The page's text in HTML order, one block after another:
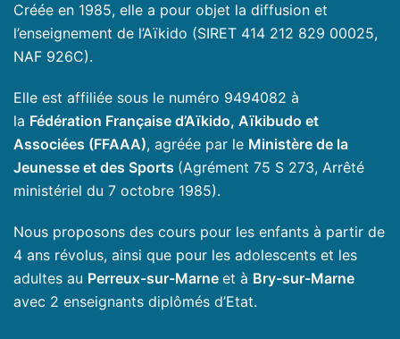
Créée en 1985, elle a pour objet la diffusion et
l’enseignement de l’Aïkido (SIRET 414 212 829 00025,
NAF 926C).
Elle est affiliée sous le numéro 9494082 à
la Fédération Française d’Aïkido, Aïkibudo et
Associées (FFAAA), agréée par le Ministère de la
Jeunesse et des Sports (Agrément 75 S 273, Arrêté
ministériel du 7 octobre 1985).
Nous proposons des cours pour les enfants à partir de
4 ans révolus, ainsi que pour les adolescents et les
adultes au Perreux-sur-Marne et à Bry-sur-Marne
avec 2 enseignants diplômés d’Etat.